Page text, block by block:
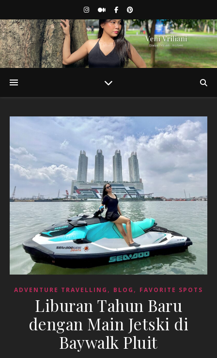
ADVENTURE TRAVELLING , BLOG , FAVORITE SPOTS
Liburan Tahun Baru
dengan Main Jetski di
Baywalk Pluit